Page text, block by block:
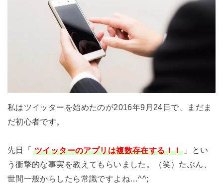
私はツイッターを始めたのが2016年9月24日で、まだま
だ初心者です。
先日「 ツイッターのアプリは複数存在する！！ 」とい
う衝撃的な事実を教えてもらいました。（笑）たぶん、
世間一般からしたら常識ですよね…^^;